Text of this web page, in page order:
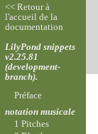
<< Retour à
l'accueil de la
documentation
LilyPond snippets
v2.25.81
(development-
branch).
Préface
notation musicale
1 Pitches